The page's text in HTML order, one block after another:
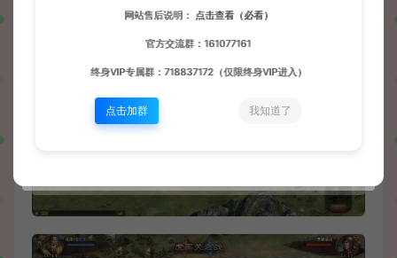
网站售后说明： 点击查看（必看）
官方交流群：161077161
终身VIP专属群：718837172（仅限终身VIP进入）
点击加群 我知道了